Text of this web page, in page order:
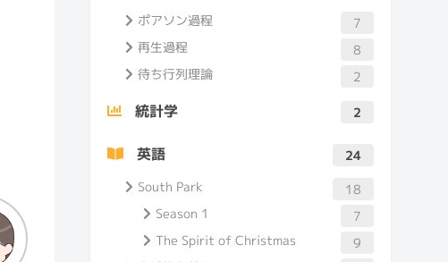
ポアソン過程 7
再生過程 8
待ち行列理論 2
統計学 2
英語 24
South Park 18
Season 1 7
The Spirit of Christmas 9